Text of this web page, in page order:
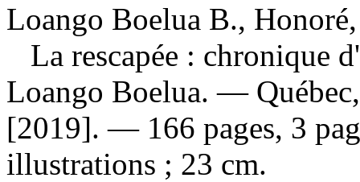
Loango Boelua B.,
La rescapée : chronique
Loango Boelua. —
[2019]. — 166 pages, 3
illustrations ; 23 cm.